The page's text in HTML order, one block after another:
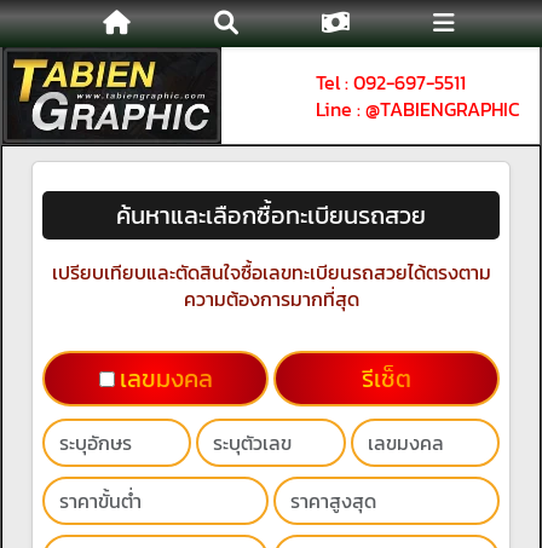
Tel : 092-697-5511
Line : @TABIENGRAPHIC
ค้นหาและเลือกซื้อทะเบียนรถสวย
เปรียบเทียบและตัดสินใจซื้อเลขทะเบียนรถสวยได้ตรงตาม
ความต้องการมากที่สุด
เลขมงคล รีเช็ต